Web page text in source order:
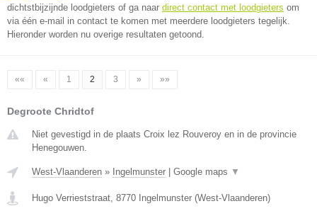
dichtstbijzijnde loodgieters of ga naar direct contact met loodgieters om
via één e-mail in contact te komen met meerdere loodgieters tegelijk.
Hieronder worden nu overige resultaten getoond.
«« « 1 2 3 » »»
Degroote Chridtof
Niet gevestigd in de plaats Croix lez Rouveroy en in de provincie
Henegouwen.
West-Vlaanderen » Ingelmunster Google maps ▼
Hugo Verrieststraat, 8770 Ingelmunster (West-Vlaanderen)